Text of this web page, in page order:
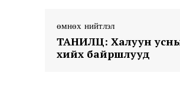
өмнөх нийтлэл
ТАНИЛЦ: Халуун усны
хийх байршлууд